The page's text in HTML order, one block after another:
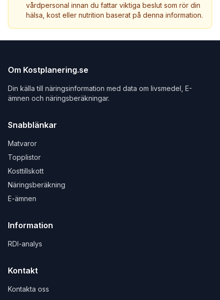
vårdpersonal innan du fattar viktiga beslut som rör din
hälsa, kost eller nutrition baserat på denna information.
Om Kostplanering.se
Din källa till näringsinformation med data om livsmedel, E-
ämnen och näringsberäkningar.
Snabblänkar
Matvaror
Topplistor
Kosttillskott
Näringsberäkning
E-ämnen
Information
RDI-analys
Kontakt
Kontakta oss